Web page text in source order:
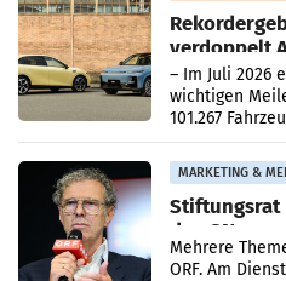
verdoppelt
– Im Juli 2026
wichtigen
101.267
Ergebnis
verdoppelte
MARKETING &
Stiftungsrat
den SN
Mehrere
ORF. Am